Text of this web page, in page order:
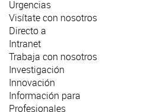
Urgencias
Visítate con nosotros
Directo a
Intranet
Trabaja con nosotros
Investigación
Innovación
Información para
Profesionales